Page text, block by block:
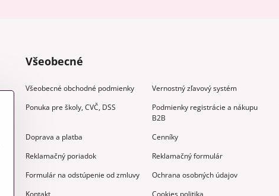
Všeobecné
Všeobecné obchodné podmienky
Vernostný zľavový systém
Ponuka pre školy, CVČ, DSS
Podmienky registrácie a nákupu
B2B
Doprava a platba
Cenníky
Reklamačný poriadok
Reklamačný formulár
Formulár na odstúpenie od zmluvy
Ochrana osobných údajov